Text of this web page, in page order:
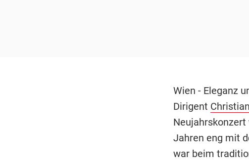
Wien - Eleganz
Dirigent
Jahren eng mit
war beim